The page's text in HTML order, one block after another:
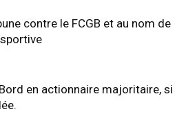
contre le FCGB et au nom de
en actionnaire majoritaire, si